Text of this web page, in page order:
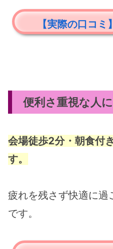
【実際の口コ
便利さ重視な人
会場徒歩2分・朝食付
す。
疲れを残さず快適に過
です。